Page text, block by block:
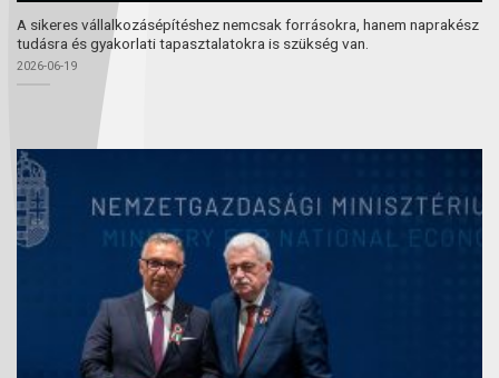
A sikeres vállalkozásépítéshez nemcsak forrásokra, hanem naprakész
tudásra és gyakorlati tapasztalatokra is szükség van.
2026-06-19